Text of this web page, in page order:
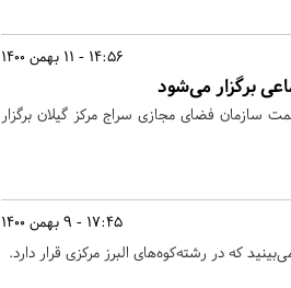
14:56 - 11 بهمن 1400
برگزار می‌شود
سازمان فضای مجازی سراج مرکز گیلان برگزار
17:45 - 9 بهمن 1400
که در رشته‌کوه‌های البرز مرکزی قرار دارد.